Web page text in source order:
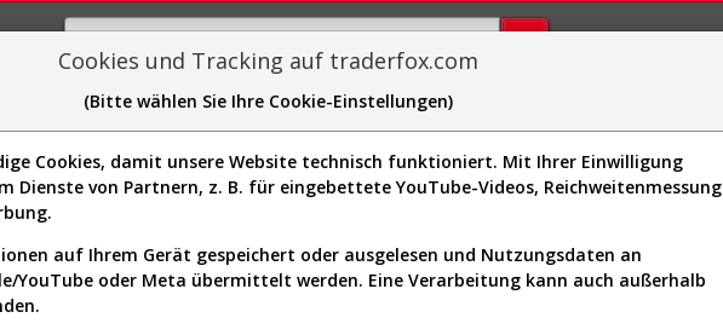
Sector-Spider Easy-Scan Visualizations
& Analyse (A0ER6Q | GZF)
Cookies und Tracking auf traderfox.com
(Bitte wählen Sie Ihre Cookie-Einstellungen)
Cookies, damit unsere Website technisch funktioniert. Mit Ihrer Einwilligung
Dienste von Partnern, z. B. für eingebettete YouTube-Videos, Reichweitenmessung
auf Ihrem Gerät gespeichert oder ausgelesen und Nutzungsdaten an
YouTube oder Meta übermittelt werden. Eine Verarbeitung kann auch außerhalb